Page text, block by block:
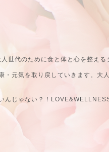
世代のために食と体と心を整える
元気を取り戻していきます。大
んじゃない？！